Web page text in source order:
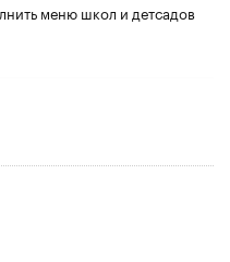
меню школ и детсадов